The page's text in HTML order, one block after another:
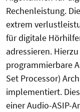
Rechenleistung.
extrem
für digitale
adressieren.
programmierbare
Set Processor)
implementiert.
einer Audio-ASIP-